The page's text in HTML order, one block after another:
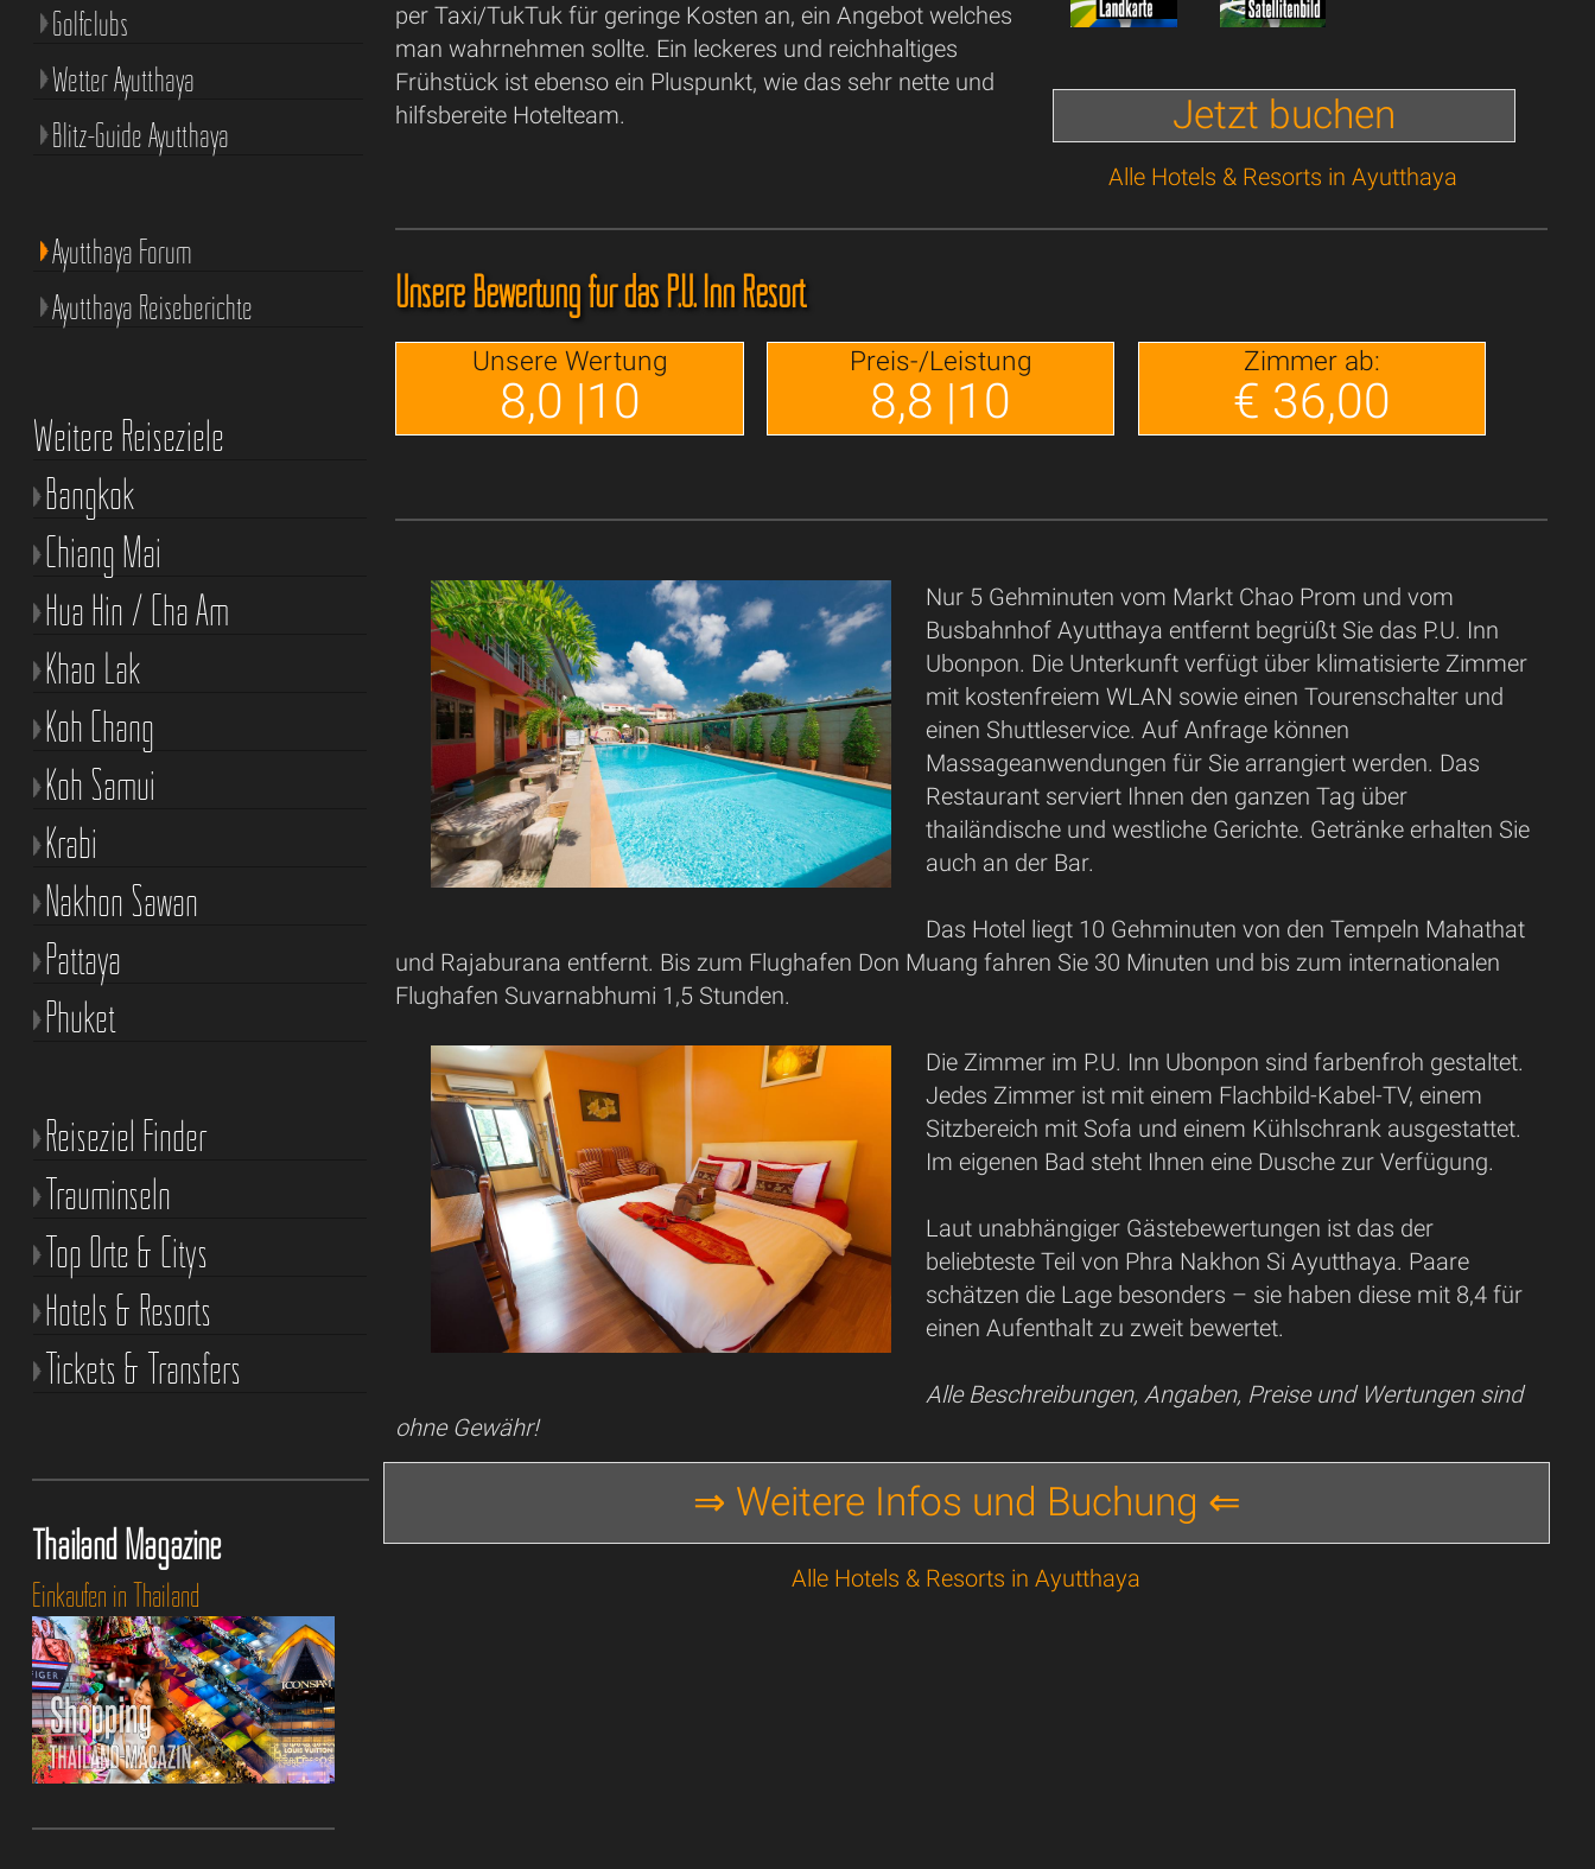
Jetzt buchen
Alle Hotels & Resorts in Ayutthaya
per Taxi/TukTuk für geringe Kosten an, ein Angebot welches
man wahrnehmen sollte. Ein leckeres und reichhaltiges
Frühstück ist ebenso ein Pluspunkt, wie das sehr nette und
hilfsbereite Hotelteam.
Unsere Bewertung für das P.U. Inn Resort
Unsere Wertung
8,0 |10
Preis-/Leistung
8,8 |10
Zimmer ab:
€ 36,00
Nur 5 Gehminuten vom Markt Chao Prom und vom
Busbahnhof Ayutthaya entfernt begrüßt Sie das P.U. Inn
Ubonpon. Die Unterkunft verfügt über klimatisierte Zimmer
mit kostenfreiem WLAN sowie einen Tourenschalter und
einen Shuttleservice. Auf Anfrage können
Massageanwendungen für Sie arrangiert werden. Das
Restaurant serviert Ihnen den ganzen Tag über
thailändische und westliche Gerichte. Getränke erhalten Sie
auch an der Bar.
Das Hotel liegt 10 Gehminuten von den Tempeln Mahathat
und Rajaburana entfernt. Bis zum Flughafen Don Muang fahren Sie 30 Minuten und bis zum internationalen
Flughafen Suvarnabhumi 1,5 Stunden.
Die Zimmer im P.U. Inn Ubonpon sind farbenfroh gestaltet.
Jedes Zimmer ist mit einem Flachbild-Kabel-TV, einem
Sitzbereich mit Sofa und einem Kühlschrank ausgestattet.
Im eigenen Bad steht Ihnen eine Dusche zur Verfügung.
Laut unabhängiger Gästebewertungen ist das der
beliebteste Teil von Phra Nakhon Si Ayutthaya. Paare
schätzen die Lage besonders – sie haben diese mit 8,4 für
einen Aufenthalt zu zweit bewertet.
Alle Beschreibungen, Angaben, Preise und Wertungen sind
ohne Gewähr!
⇒ Weitere Infos und Buchung ⇐
Alle Hotels & Resorts in Ayutthaya
Golfclubs
Wetter Ayutthaya
Blitz-Guide Ayutthaya
Ayutthaya Forum
Ayutthaya Reiseberichte
Weitere Reiseziele
Bangkok
Chiang Mai
Hua Hin / Cha Am
Khao Lak
Koh Chang
Koh Samui
Krabi
Nakhon Sawan
Pattaya
Phuket
Reiseziel Finder
Trauminseln
Top Orte & Citys
Hotels & Resorts
Tickets & Transfers
Thailand Magazine
Einkaufen in Thailand